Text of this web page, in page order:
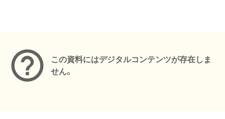
この資料にはデジタルコンテンツが存在しま
せん。